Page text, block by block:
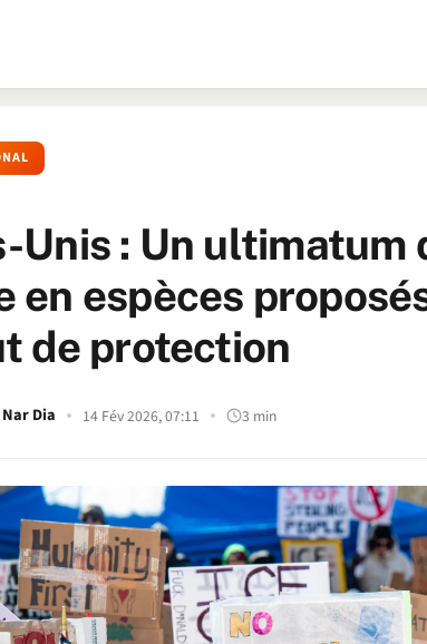
Unis : Un ultimatum
en espèces
de protection
Dia 14 Fév 2026, 07:11 3 min